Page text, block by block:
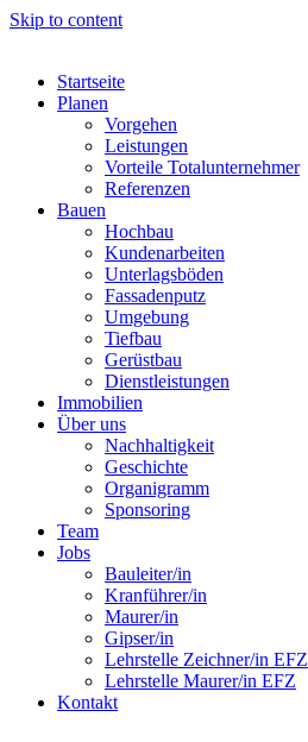
Skip to content
Startseite
Planen
Vorgehen
Leistungen
Vorteile Totalunternehmer
Referenzen
Bauen
Hochbau
Kundenarbeiten
Unterlagsböden
Fassadenputz
Umgebung
Tiefbau
Gerüstbau
Dienstleistungen
Immobilien
Über uns
Nachhaltigkeit
Geschichte
Organigramm
Sponsoring
Team
Jobs
Bauleiter/in
Kranführer/in
Maurer/in
Gipser/in
Lehrstelle Zeichner/in EFZ
Lehrstelle Maurer/in EFZ
Kontakt